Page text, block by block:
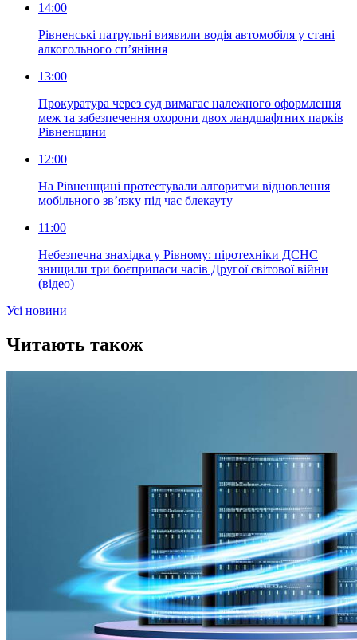
14:00
Рівненські патрульні виявили водія автомобіля у стані
алкогольного сп’яніння
13:00
Прокуратура через суд вимагає належного оформлення
меж та забезпечення охорони двох ландшафтних парків
Рівненщини
12:00
На Рівненщині протестували алгоритми відновлення
мобільного зв’язку під час блекауту
11:00
Небезпечна знахідка у Рівному: піротехніки ДСНС
знищили три боєприпаси часів Другої світової війни
(відео)
Усi новини
Читають також